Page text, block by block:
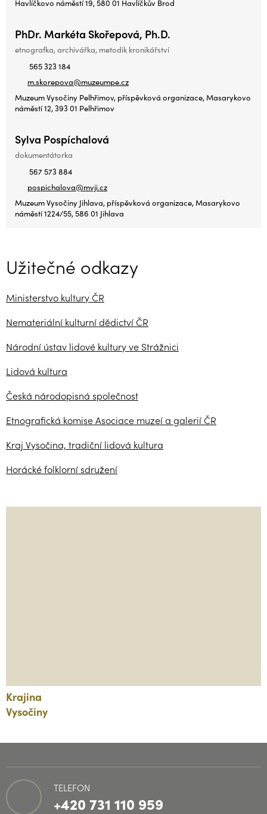
Havlíčkovo náměstí 19, 580 01 Havlíčkův Brod
PhDr. Markéta Skořepová, Ph.D.
etnografka, archivářka, metodik kronikářství
565 323 184
m.skorepova@muzeumpe.cz
Muzeum Vysočiny Pelhřimov, příspěvková organizace, Masarykovo
náměstí 12, 393 01 Pelhřimov
Sylva Pospíchalová
dokumentátorka
567 573 884
pospichalova@mvji.cz
Muzeum Vysočiny Jihlava, příspěvková organizace, Masarykovo
náměstí 1224/55, 586 01 Jihlava
Užitečné odkazy
Ministerstvo kultury ČR
Nemateriální kulturní dědictví ČR
Národní ústav lidové kultury ve Strážnici
Lidová kultura
Česká národopisná společnost
Etnografická komise Asociace muzeí a galerií ČR
Kraj Vysočina, tradiční lidová kultura
Horácké folklorní sdružení
Krajina
Vysočiny
TELEFON
+420 731 110 959